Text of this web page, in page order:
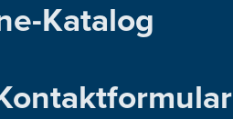
Katalog